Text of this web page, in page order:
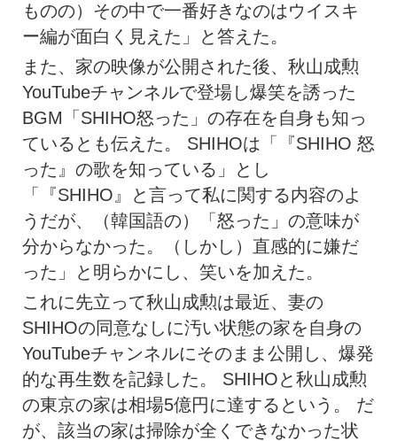
ものの）その中で一番好きなのはウイスキ
ー編が面白く見えた」と答えた。
また、家の映像が公開された後、秋山成勲
YouTubeチャンネルで登場し爆笑を誘った
BGM「SHIHO怒った」の存在を自身も知っ
ているとも伝えた。 SHIHOは「『SHIHO 怒
った』の歌を知っている」とし
「『SHIHO』と言って私に関する内容のよ
うだが、（韓国語の）「怒った」の意味が
分からなかった。（しかし）直感的に嫌だ
った」と明らかにし、笑いを加えた。
これに先立って秋山成勲は最近、妻の
SHIHOの同意なしに汚い状態の家を自身の
YouTubeチャンネルにそのまま公開し、爆発
的な再生数を記録した。 SHIHOと秋山成勲
の東京の家は相場5億円に達するという。 だ
が、該当の家は掃除が全くできなかった状